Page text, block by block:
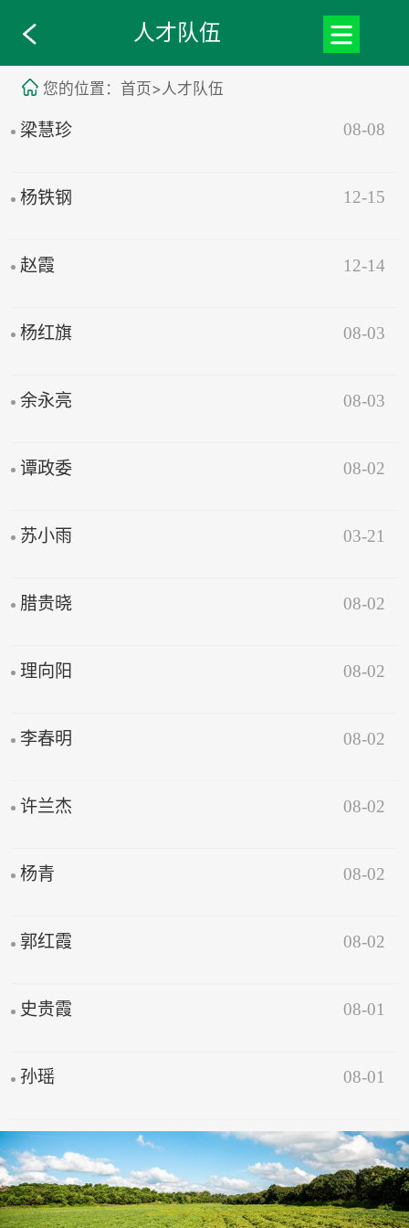
人才队伍
您的位置：首页>人才队伍
梁慧珍 08-08
杨铁钢 12-15
赵霞 12-14
杨红旗 08-03
余永亮 08-03
谭政委 08-02
苏小雨 03-21
腊贵晓 08-02
理向阳 08-02
李春明 08-02
许兰杰 08-02
杨青 08-02
郭红霞 08-02
史贵霞 08-01
孙瑶 08-01